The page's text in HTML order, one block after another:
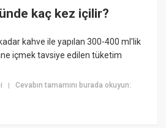
kaç kez içilir?
kahve ile yapılan 300-400 ml'lik
içmek tavsiye edilen tüketim
|Cevabın tamamını burada okuyun: